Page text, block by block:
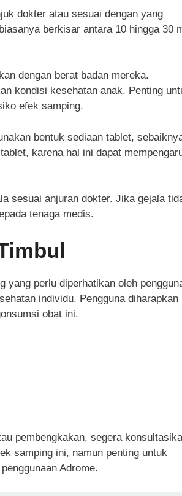
dokter atau sesuai dengan yang
berkisar antara 10 hingga 30
dengan berat badan mereka.
kondisi kesehatan anak. Penting
efek samping.
bentuk sediaan tablet,
karena hal ini dapat
sesuai anjuran dokter. Jika gejala
tenaga medis.
yang perlu diperhatikan oleh
individu. Pengguna diharapkan
obat ini.
pembengkakan, segera
samping ini, namun penting untuk
Adrome.